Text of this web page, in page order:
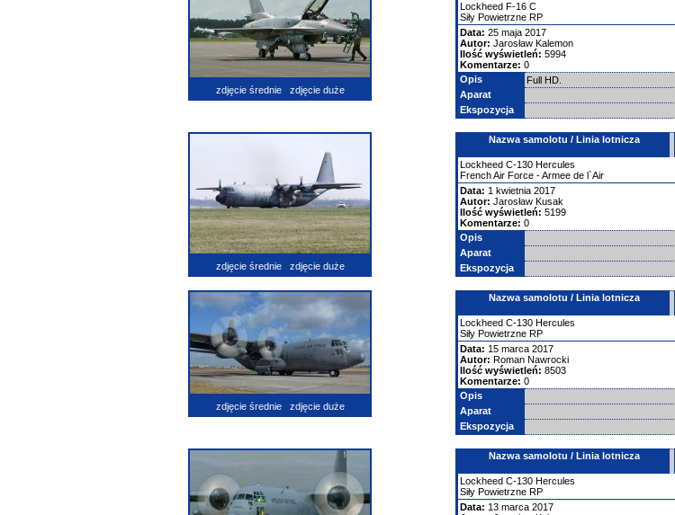
zdjęcie średnie zdjęcie duże
Lockheed F-16 C
Siły Powietrzne RP
Data: 25 maja 2017
Autor: Jarosław Kalemon
Ilość wyświetleń: 5994
Komentarze: 0
Opis
Full HD.
Aparat
Ekspozycja
zdjęcie średnie zdjęcie duże
Nazwa samolotu / Linia lotnicza
Lockheed C-130 Hercules
French Air Force - Armee de l`Air
Data: 1 kwietnia 2017
Autor: Jarosław Kusak
Ilość wyświetleń: 5199
Komentarze: 0
Opis
Aparat
Ekspozycja
zdjęcie średnie zdjęcie duże
Nazwa samolotu / Linia lotnicza
Lockheed C-130 Hercules
Siły Powietrzne RP
Data: 15 marca 2017
Autor: Roman Nawrocki
Ilość wyświetleń: 8503
Komentarze: 0
Opis
Aparat
Ekspozycja
Nazwa samolotu / Linia lotnicza
Lockheed C-130 Hercules
Siły Powietrzne RP
Data: 13 marca 2017